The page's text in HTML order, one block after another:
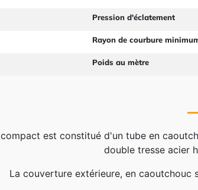
Pression d'éclatement
Rayon de courbure
Poids au mètre
est constitué d'un tube en
double tresse acier
La couverture extérieure, en caoutchouc